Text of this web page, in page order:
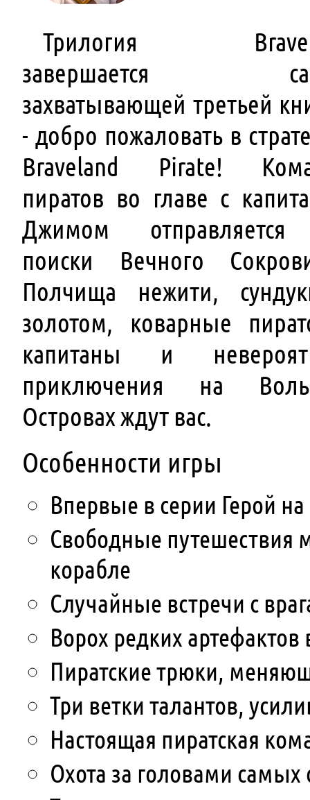
Трилогия
завершается
захватывающей третьей
- добро пожаловать в
Braveland Pirate!
пиратов во главе с
Джимом
поиски Вечного
Полчища нежити,
золотом, коварные
капитаны и
приключения на
Островах ждут вас.
Особенности игры
Впервые в серии Герой
Свободные путешествия
корабле
Случайные встречи с
Ворох редких
Пиратские трюки,
Три ветки талантов,
Настоящая пиратская
Охота за головами